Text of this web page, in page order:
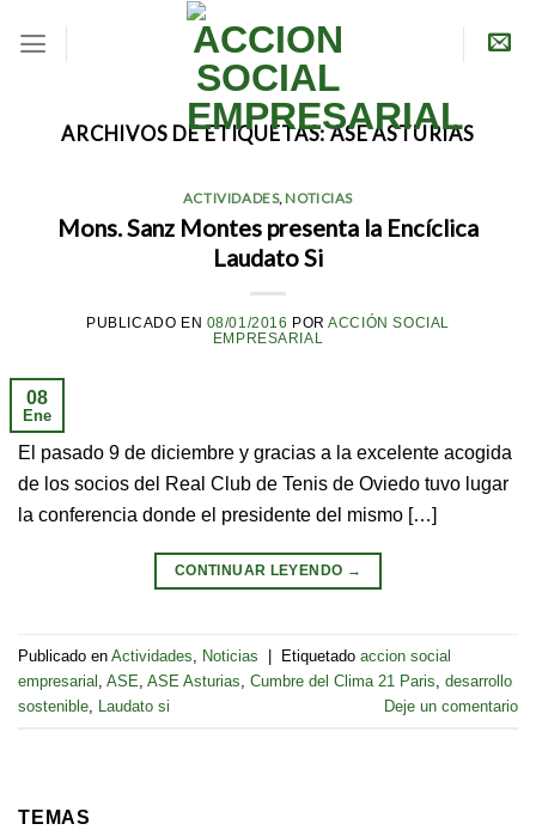
ARCHIVOS DE ETIQUETAS:ASE ASTURIAS
ACTIVIDADES, NOTICIAS
Mons. Sanz Montes presenta la Encíclica
Laudato Si
PUBLICADO EN 08/01/2016 PORACCIÓN SOCIAL
EMPRESARIAL
08
Ene
El pasado 9 de diciembre y gracias a la excelente acogida
de los socios del Real Club de Tenis de Oviedo tuvo lugar
la conferencia donde el presidente del mismo […]
CONTINUAR LEYENDO →
Publicado en Actividades Noticias | Etiquetado accion social
empresarial ASE ASE Asturias Cumbre del Clima 21 Paris desarrollo
sostenible Laudato si Deje un comentario
TEMAS